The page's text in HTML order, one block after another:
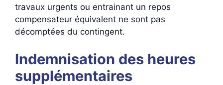
travaux urgents ou entrainant un repos
compensateur équivalent ne sont pas
décomptées du contingent.
Indemnisation des heures
supplémentaires